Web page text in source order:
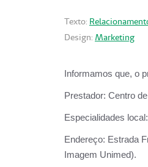
Texto:
Design: Marketing
Informamos que, o
Prestador: Centro
Especialidades local:
Endereço: Estrada
Imagem Unimed).